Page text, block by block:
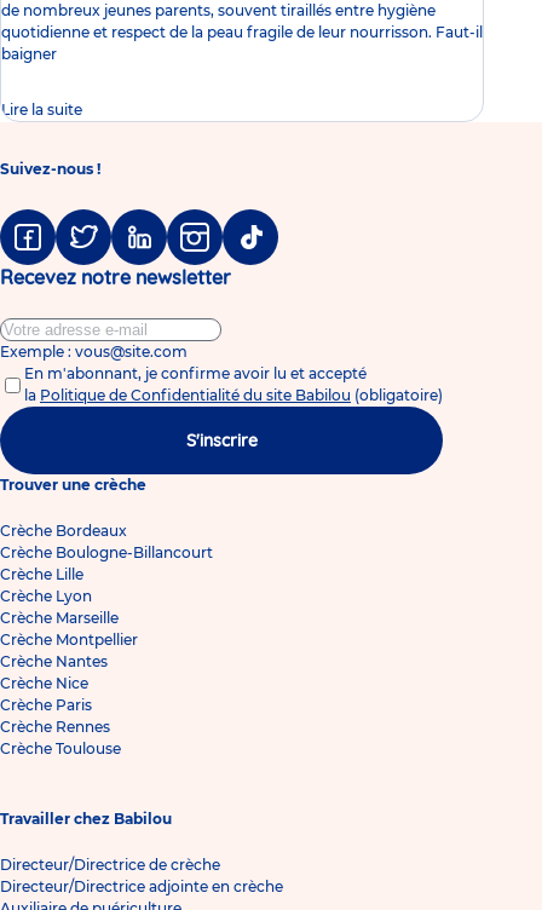
de nombreux jeunes parents, souvent tiraillés entre hygiène
quotidienne et respect de la peau fragile de leur nourrisson. Faut-il
baigner
Lire la suite
Suivez-nous !
FacebookTwitter LinkedinInstagramTiktok
Recevez notre newsletter
Exemple : vous@site.com
En m'abonnant, je confirme avoir lu et accepté
la Politique de Confidentialité du site Babilou (obligatoire)
S'inscrire
Trouver une crèche
Crèche Bordeaux
Crèche Boulogne-Billancourt
Crèche Lille
Crèche Lyon
Crèche Marseille
Crèche Montpellier
Crèche Nantes
Crèche Nice
Crèche Paris
Crèche Rennes
Crèche Toulouse
Travailler chez Babilou
Directeur/Directrice de crèche
Directeur/Directrice adjointe en crèche